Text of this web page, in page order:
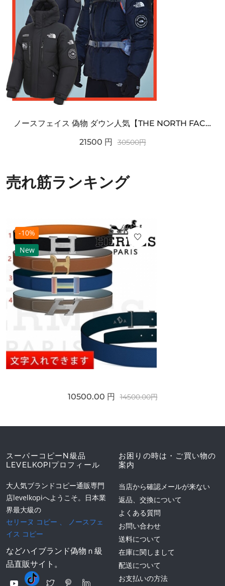
ノースフェイス 偽物 ダウン人気【THE NORTH FACE】M'S 7 SUMMIT HIM...
21500 円 30500円
売れ筋ランキング
-10%
New
10500.00 円 14500.00円
スーパーコピーN級品
LEVELKOPIプロフィール
大人気ブランドコピー通販専門
店levelkopiへようこそ。日本業
界最大級の
セリーヌ コピー 、
ノースフェ
イス コピー
などハイブランド偽物ｎ級
品直販サイト。
お困りの時は・ご買い物の
案内
当店から確認メールが来ない
返品、交換について
よくある質問
お問い合わせ
送料について
在庫に関しまして
配送について
お支払いの方法